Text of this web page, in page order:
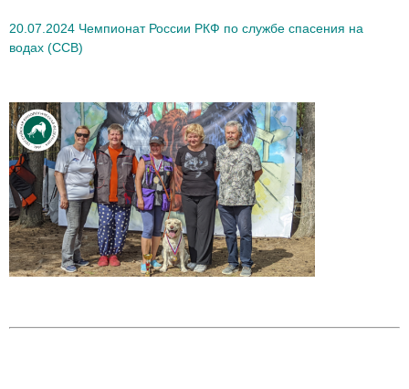
20.07.2024 Чемпионат России РКФ по службе спасения на
водах (ССВ)